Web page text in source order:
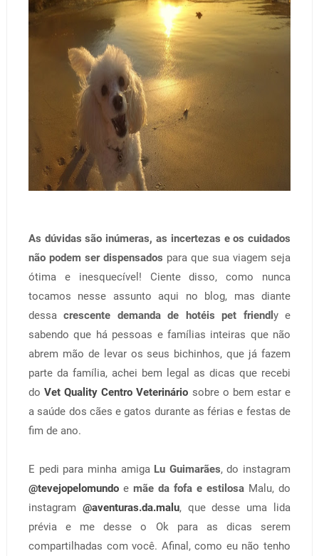
As dúvidas são inúmeras, as incertezas e os cuidados
não podem ser dispensados para que sua viagem seja
ótima e inesquecível! Ciente disso, como nunca
tocamos nesse assunto aqui no blog, mas diante
dessacrescente demanda de hotéis pet friendl y e
sabendo que há pessoas e famílias inteiras que não
abrem mão de levar os seus bichinhos, que já fazem
parte da família, achei bem legal as dicas que recebi
doVet Quality Centro Veterinário sobre o bem estar e
a saúde dos cães e gatos durante as férias e festas de
fim de ano.
E pedi para minha amiga Lu Guimarães, do instagram
@tevejopelomundoe mãe da fofa e estilosa Malu, do
instagram @aventuras.da.malu, que desse uma lida
prévia e me desse o Ok para as dicas serem
compartilhadas com você. Afinal, como eu não tenho